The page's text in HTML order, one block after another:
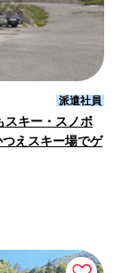
派遣社員
スキー・スノボ
えスキー場でゲ